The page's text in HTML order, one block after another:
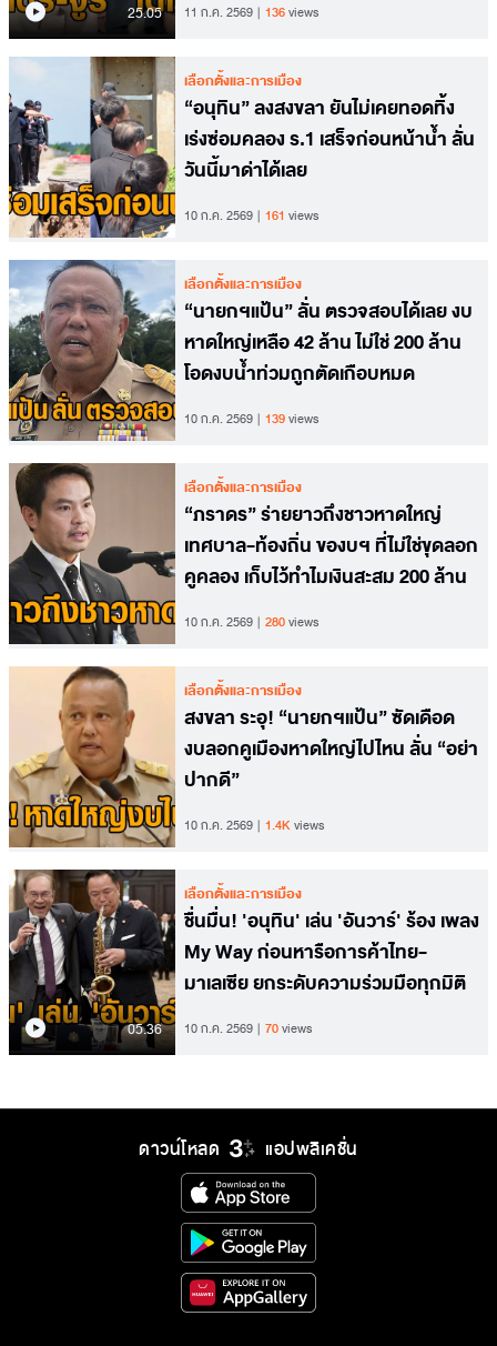
25.05 11 ก.ค. 2569 136views
เลือกตั้งและการเมือง
“อนุทิน” ลงสงขลา ยันไม่เคยทอดทิ้ง
เร่งซ่อมคลอง ร.1 เสร็จก่อนหน้าน้ำ ลั่น
วันนี้มาด่าได้เลย
10 ก.ค. 2569 161 views
เลือกตั้งและการเมือง
“นายกฯแป้น” ลั่น ตรวจสอบได้เลย งบ
หาดใหญ่เหลือ 42 ล้าน ไม่ใช่ 200 ล้าน
โอดงบน้ำท่วมถูกตัดเกือบหมด
10 ก.ค. 2569 139views
เลือกตั้งและการเมือง
“ภราดร” ร่ายยาวถึงชาวหาดใหญ่
เทศบาล-ท้องถิ่น ของบฯ ที่ไม่ใช่ขุดลอก
คูคลอง เก็บไว้ทำไมเงินสะสม 200 ล้าน
10 ก.ค. 2569 280views
เลือกตั้งและการเมือง
สงขลา ระอุ! “นายกฯแป้น” ซัดเดือด
งบลอกคูเมืองหาดใหญ่ไปไหน ลั่น “อย่า
ปากดี”
10 ก.ค. 2569 1.4Kviews
05.36
เลือกตั้งและการเมือง
ชื่นมื่น! 'อนุทิน' เล่น 'อันวาร์' ร้อง เพลง
My Way ก่อนหารือการค้าไทย-
มาเลเซีย ยกระดับความร่วมมือทุกมิติ
10 ก.ค. 2569 70views
ดาวน์โหลด แอปพลิเคชั่น